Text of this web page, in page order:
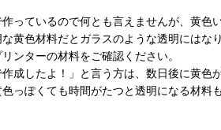
作っているので何とも言えませんが、黄色
黄色材料だとガラスのような透明にはな
ンターの材料をご確認ください。
作成したよ！」と言う方は、数日後に黄色
っぽくても時間がたつと透明になる材料